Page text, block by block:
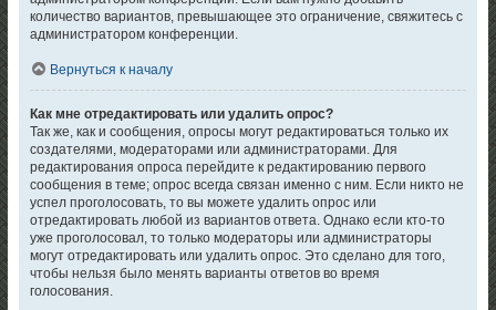
количество вариантов, превышающее это ограничение, свяжитесь с
администратором конференции.
Вернуться к началу
Как мне отредактировать или удалить опрос?
Так же, как и сообщения, опросы могут редактироваться только их
создателями, модераторами или администраторами. Для
редактирования опроса перейдите к редактированию первого
сообщения в теме; опрос всегда связан именно с ним. Если никто не
успел проголосовать, то вы можете удалить опрос или
отредактировать любой из вариантов ответа. Однако если кто-то
уже проголосовал, то только модераторы или администраторы
могут отредактировать или удалить опрос. Это сделано для того,
чтобы нельзя было менять варианты ответов во время
голосования.